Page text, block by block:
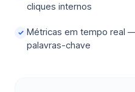
cliques internos
✓ Métricas em tempo real
palavras-chave